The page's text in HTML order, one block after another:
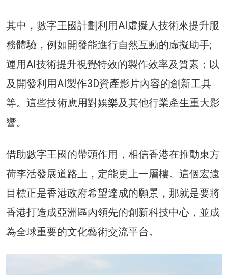
其中，數字王國計劃利用AI虛擬人技術來提升服
務體驗，例如開發能進行自然互動的虛擬助手;
運用AI技術提升視覺特效的製作效率及質素；以
及開發利用AI製作3D資產影片內容的創新工具
等。這些技術應用對娛樂及其他行業產生重大影
響。
借助數字王國的帶頭作用，相信香港在推動東方
荷李活發展道路上，定能更上一層樓。這個宏遠
目標正是香港政府希望達成的願景，那就是要將
香港打造成亞洲區內領先的創新科技中心，並成
為全球重要的文化藝術交流平台。